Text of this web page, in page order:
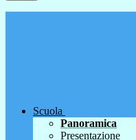
Scuola
Panoramica
Presentazione